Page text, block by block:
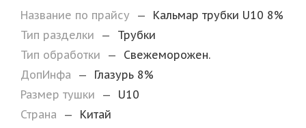
Название по прайсу —
Кальмар трубки U10 8%
Тип разделки
—
Трубки
Тип обработки
—
Свежеморожен.
ДопИнфа
—
Глазурь 8%
Размер тушки
—
U10
Страна
— Китай